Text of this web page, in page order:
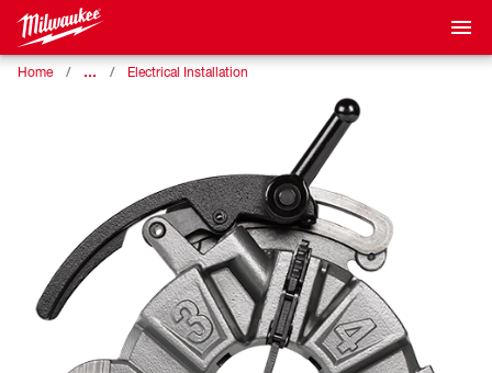
Home … Electrical Installation